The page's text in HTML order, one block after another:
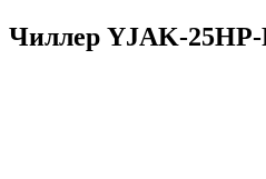
Чиллер YJAK-25HP-